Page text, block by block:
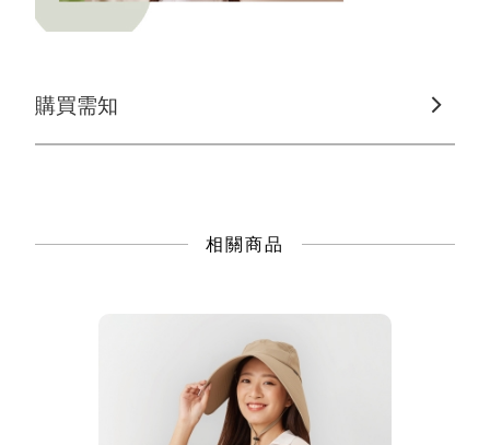
購買需知
相關商品